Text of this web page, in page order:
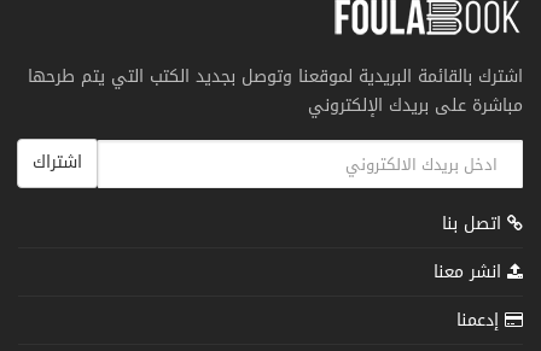
اشترك بالقائمة البريدية لموقعنا وتوصل بجديد الكتب التي يتم طرحها
مباشرة على بريدك الإلكتروني
اشتراك
اتصل بنا
انشر معنا
إدعمنا